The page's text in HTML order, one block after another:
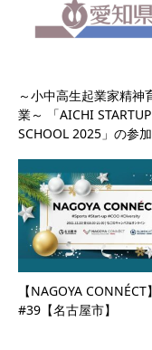
～小中高生起業家精神
業～ 「AICHI STARTUP
SCHOOL 2025」の参
【NAGOYA CONNÉCT】
#39【名古屋市】